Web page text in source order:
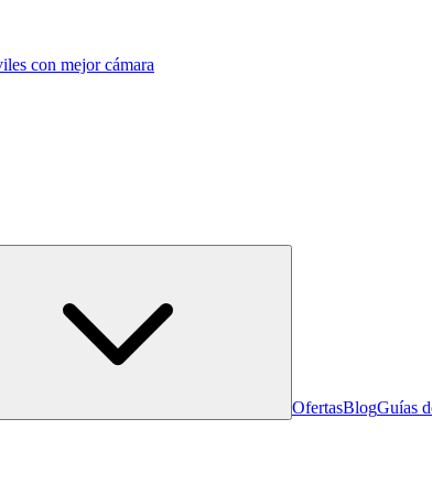
con mejor cámara
OfertasBlogGuías